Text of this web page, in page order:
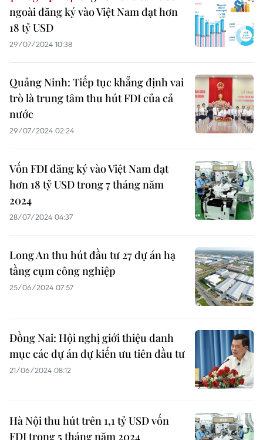
ngoài đăng ký vào Việt Nam đạt hơn
18 tỷ USD
29/07/2024 10:38
Quảng Ninh: Tiếp tục khẳng định vai
trò là trung tâm thu hút FDI của cả
nước
29/07/2024 02:24
Vốn FDI đăng ký vào Việt Nam đạt
hơn 18 tỷ USD trong 7 tháng năm
2024
28/07/2024 04:37
Long An thu hút đầu tư 27 dự án hạ
tầng cụm công nghiệp
25/06/2024 07:57
Đồng Nai: Hội nghị giới thiệu danh
mục các dự án dự kiến ưu tiên đầu tư
21/06/2024 08:12
Hà Nội thu hút trên 1,1 tỷ USD vốn
FDI trong 5 tháng năm 2024